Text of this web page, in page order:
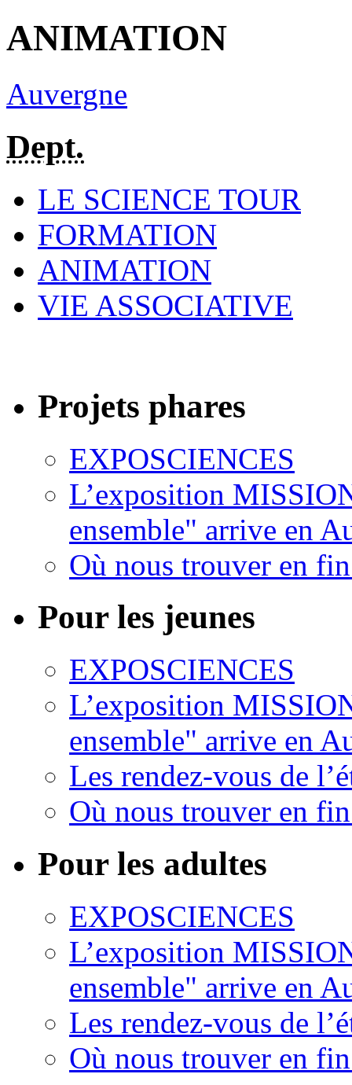
ANIMATION
Auvergne
Dept.
LE SCIENCE TOUR
FORMATION
ANIMATION
VIE ASSOCIATIVE
Projets phares
EXPOSCIENCES
L’exposition
ensemble" arrive en
Où nous trouver en
Pour les jeunes
EXPOSCIENCES
L’exposition
ensemble" arrive en
Les rendez-vous de
Où nous trouver en
Pour les adultes
EXPOSCIENCES
L’exposition
ensemble" arrive en
Les rendez-vous de
Où nous trouver en